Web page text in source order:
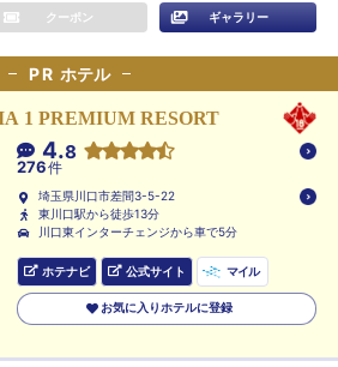
クーポン ギャラリー
PR ホテル
1 PREMIUM RESORT
4.8
276件
埼玉県川口市差間3-5-22
東川口駅から徒歩13分
川口東インターチェンジから車で5分
ホテナビ 公式サイト マイル
お気に入りホテルに登録